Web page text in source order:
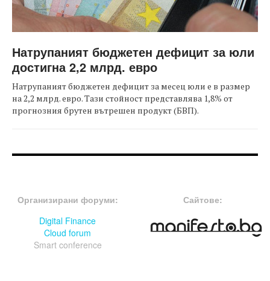
Натрупаният бюджетен дефицит за юли
достигна 2,2 млрд. евро
Натрупаният бюджетен дефицит за месец юли е в размер
на 2,2 млрд. евро. Тази стойност представлява 1,8% от
прогнозния брутен вътрешен продукт (БВП).
Организирани форуми:
Digital Finance
Cloud forum
Smart conference
Сайтове: